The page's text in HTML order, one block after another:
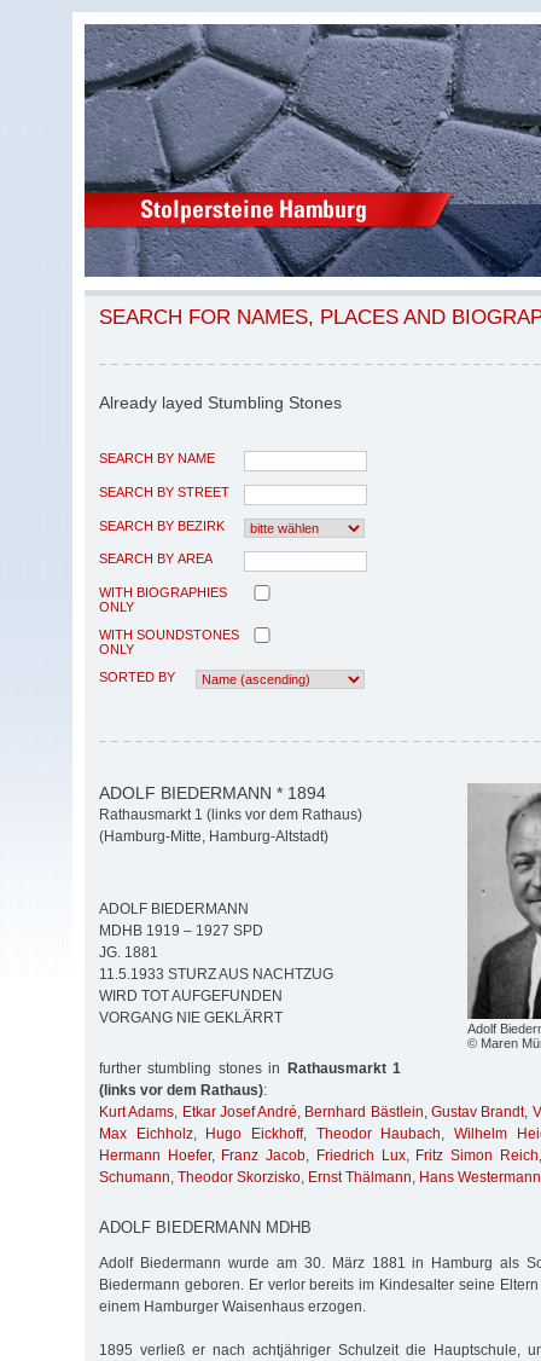
SEARCH FOR NAMES, PLACES AND
Already layed Stumbling Stones
SEARCH BY NAME
SEARCH BY STREET
SEARCH BY BEZIRK
SEARCH BY AREA
WITH BIOGRAPHIES
ONLY
WITH SOUNDSTONES
ONLY
SORTED BY
Adolf
© Maren
ADOLF BIEDERMANN * 1894
Rathausmarkt 1 (links vor dem Rathaus)
(Hamburg-Mitte, Hamburg-Altstadt)
ADOLF BIEDERMANN
MDHB 1919 – 1927 SPD
JG. 1881
11.5.1933 STURZ AUS NACHTZUG
WIRD TOT AUFGEFUNDEN
VORGANG NIE GEKLÄRRT
further stumbling stones in
Rathausmarkt 1
(links vor dem Rathaus):
Kurt Adams, Etkar Josef André, Bernhard Bästlein, Gustav Brandt,
Max Eichholz, Hugo Eickhoff, Theodor Haubach,Wilhelm
Hermann Hoefer, Franz Jacob, Friedrich Lux, Fritz Simon Reich
Schumann, Theodor Skorzisko, Ernst Thälmann, Hans Westermann
ADOLF BIEDERMANN MDHB
Adolf Biedermann wurde am 30. März 1881 in Hamburg als
Biedermann geboren. Er verlor bereits im Kindesalter seine
einem Hamburger Waisenhaus erzogen.
1895 verließ er nach achtjähriger Schulzeit die Hauptschule,